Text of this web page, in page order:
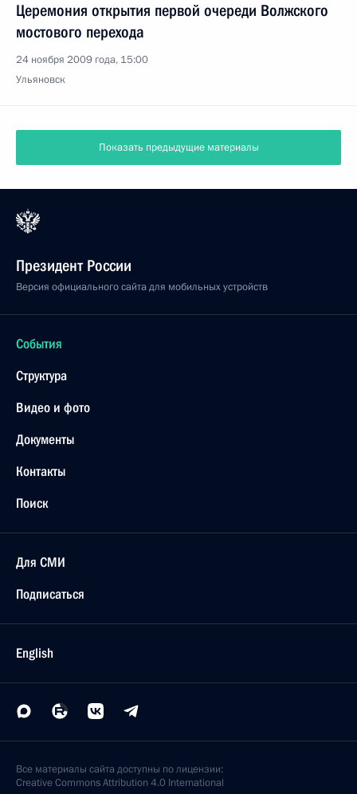
Церемония открытия первой очереди Волжского
мостового перехода
24 ноября 2009 года, 15:00
Ульяновск
Показать предыдущие материалы
Президент России
Версия официального сайта для мобильных устройств
События
Структура
Видео и фото
Документы
Контакты
Поиск
Для СМИ
Подписаться
English
Все материалы сайта доступны по лицензии:
Creative Commons Attribution 4.0 International